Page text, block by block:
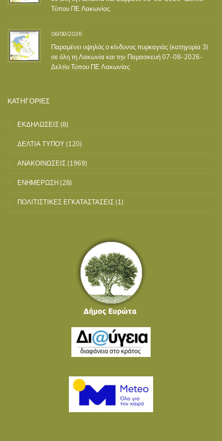
Τύπου ΠΕ Λακωνίας
06/08/2026
Παραμένει υψηλός ο κίνδυνος πυρκαγιάς (κατηγορία 3)
σε όλη τη Λακωνία και την Παρασκευή 07-08-2026-
Δελτίο Τύπου ΠΕ Λακωνίας
ΚΑΤΗΓΟΡΙΕΣ
ΕΚΔΗΛΩΣΕΙΣ (8)
ΔΕΛΤΙΑ ΤΥΠΟΥ (120)
ΑΝΑΚΟΙΝΩΣΕΙΣ (1969)
ΕΝΗΜΕΡΩΣΗ (28)
ΠΟΛΙΤΙΣΤΙΚΕΣ ΕΓΚΑΤΑΣΤΑΣΕΙΣ (1)